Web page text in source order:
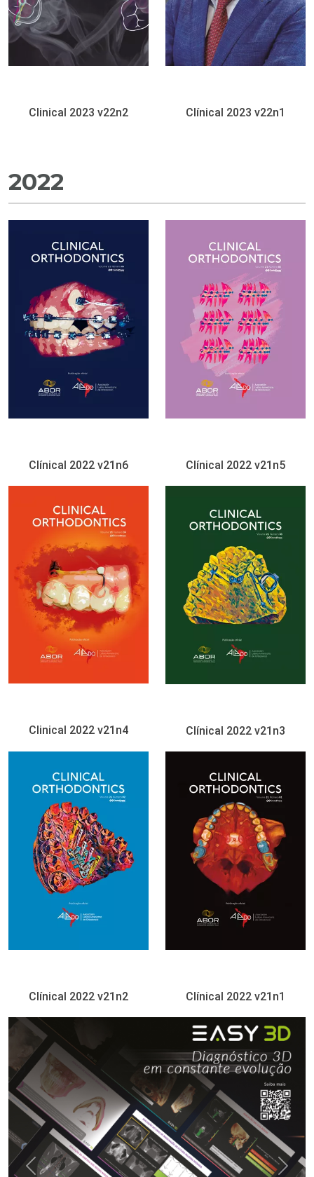
Clinical 2023 v22n2 Clínical 2023 v22n1
2022
Clínical 2022 v21n6 Clínical 2022 v21n5
Clinical 2022 v21n4 Clínical 2022 v21n3
Clínical 2022 v21n2 Clínical 2022 v21n1
Previous Next